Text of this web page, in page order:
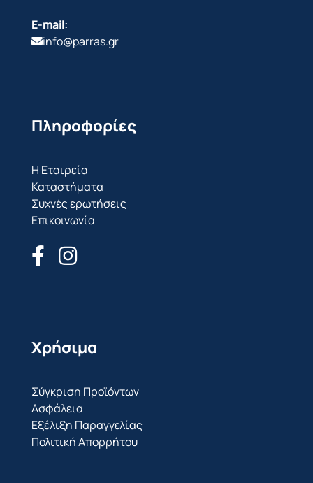
E-mail:
info@parras.gr
Πληροφορίες
Η Εταιρεία
Καταστήματα
Συχνές ερωτήσεις
Επικοινωνία
Χρήσιμα
Σύγκριση Προϊόντων
Ασφάλεια
Εξέλιξη Παραγγελίας
Πολιτική Απορρήτου